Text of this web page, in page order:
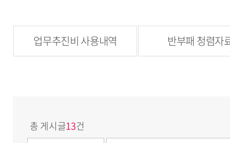
업무추진비 사용내역 반부패 청렴자
총 게시글13건